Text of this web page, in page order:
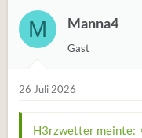
t
u
n
e
n
M Manna4
Gast
26 Juli 2026
H3rzwetter meinte: